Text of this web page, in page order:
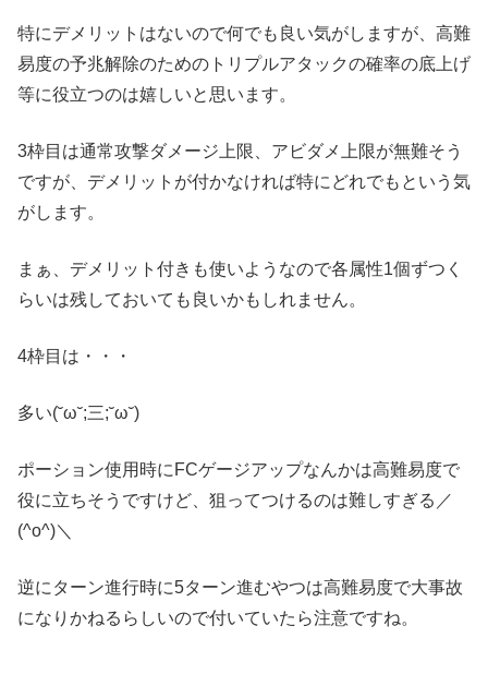
特にデメリットはないので何でも良い気がしますが、高難
易度の予兆解除のためのトリプルアタックの確率の底上げ
等に役立つのは嬉しいと思います。
3枠目は通常攻撃ダメージ上限、アビダメ上限が無難そう
ですが、デメリットが付かなければ特にどれでもという気
がします。
まぁ、デメリット付きも使いようなので各属性1個ずつく
らいは残しておいても良いかもしれません。
4枠目は・・・
多い(˘ω˘;三;˘ω˘)
ポーション使用時にFCゲージアップなんかは高難易度で
役に立ちそうですけど、狙ってつけるのは難しすぎる／
(^o^)＼
逆にターン進行時に5ターン進むやつは高難易度で大事故
になりかねるらしいので付いていたら注意ですね。